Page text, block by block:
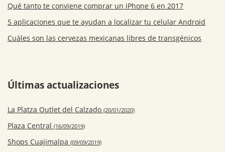
Qué tanto te conviene comprar un iPhone 6 en 2017
5 aplicaciones que te ayudan a localizar tu celular Android
Cuáles son las cervezas mexicanas libres de transgénicos
Últimas actualizaciones
La Platza Outlet del Calzado (20/01/2020)
Plaza Central (16/09/2019)
Shops Cuajimalpa (09/09/2019)